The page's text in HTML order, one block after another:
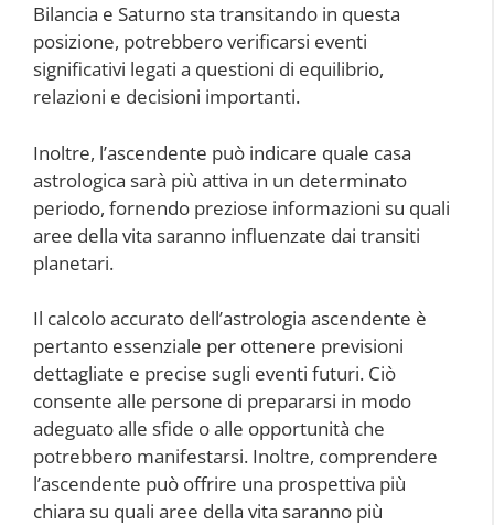
Bilancia e Saturno sta transitando in questa
posizione, potrebbero verificarsi eventi
significativi legati a questioni di equilibrio,
relazioni e decisioni importanti.
Inoltre, l’ascendente può indicare quale casa
astrologica sarà più attiva in un determinato
periodo, fornendo preziose informazioni su quali
aree della vita saranno influenzate dai transiti
planetari.
Il calcolo accurato dell’astrologia ascendente è
pertanto essenziale per ottenere previsioni
dettagliate e precise sugli eventi futuri. Ciò
consente alle persone di prepararsi in modo
adeguato alle sfide o alle opportunità che
potrebbero manifestarsi. Inoltre, comprendere
l’ascendente può offrire una prospettiva più
chiara su quali aree della vita saranno più